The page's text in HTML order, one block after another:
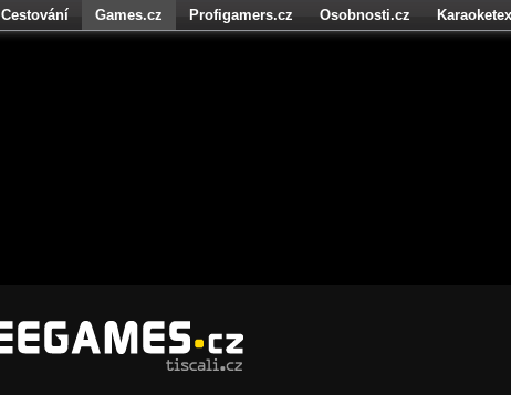
Cestování Games.cz Profigamers.cz Osobnosti.cz